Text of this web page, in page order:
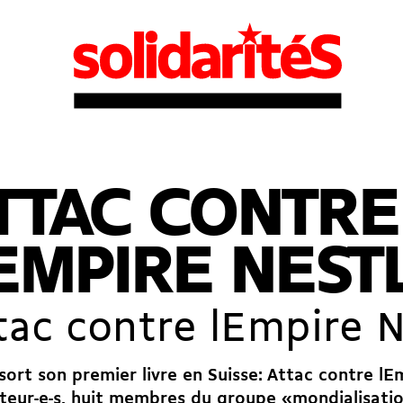
CONTRE
contre lEmpire
son premier livre en Suisse: Attac contre